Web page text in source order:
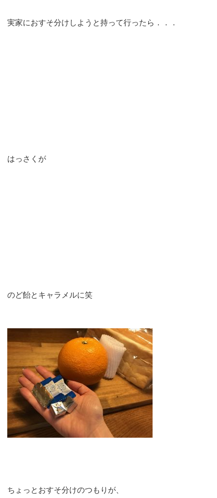
実家におすそ分けしようと持って行ったら．．．
はっさくが
のど飴とキャラメルに笑
ちょっとおすそ分けのつもりが、